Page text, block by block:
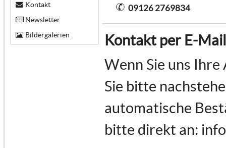
Kontakt
Newsletter
Bildergalerien
09126 2769834
Kontakt per E-Mail
Wenn Sie uns
Sie bitte
automatische
bitte direkt an: